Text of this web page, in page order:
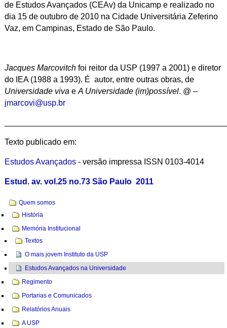
de Estudos Avançados (CEAv) da Unicamp e realizado no
dia 15 de outubro de 2010 na Cidade Universitária Zeferino
Vaz, em Campinas, Estado de São Paulo.
Jacques Marcovitchfoi reitor da USP (1997 a 2001) e diretor
do IEA (1988 a 1993). É autor, entre outras obras, de
Universidade viva e A Universidade (im)possível. @ –
jmarcovi@usp.br
Texto publicado em:
Estudos Avançados- versão impressa ISSN 0103-4014
Estud. av. vol.25 no.73 São Paulo 2011
Navegação
Quem somos
História
Memória Institucional
Textos
O mais jovem Instituto da USP
Estudos Avançados na Universidade
Regimento
Portarias e Comunicados
Relatórios Anuais
A USP